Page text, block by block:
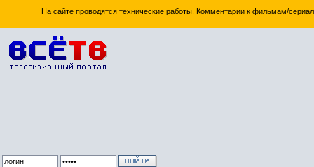
На сайте проводятся технические работы. Комментарии к фильмам/